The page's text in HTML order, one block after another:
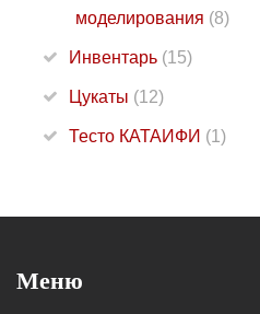
моделирования (8)
Инвентарь (15)
Цукаты (12)
Тесто КАТАИФИ (1)
Меню